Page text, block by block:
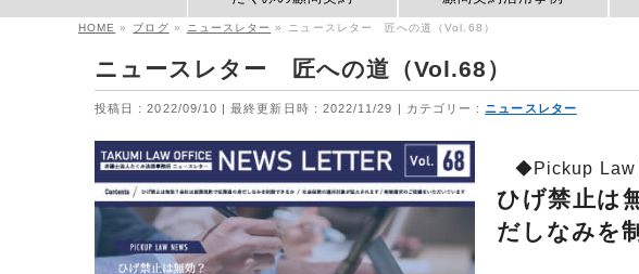
HOME » ブログ » ニュースレター » ニュースレター 匠への道（Vol.68）
ニュースレター 匠への道（Vol.68）
投稿日 : 2022/09/10 最終更新日時 : 2022/11/29 カテゴリー : ニュースレター
◆Pickup Law
ひげ禁止は
だしなみを